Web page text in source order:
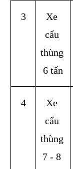
3
Xe
cẩu
thùng
6 tấn
4
Xe
cẩu
thùng
7 - 8